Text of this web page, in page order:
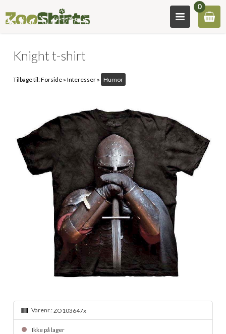
0
Knight t-shirt
Tilbage til:Forside »Interesser » Humor
Varenr.:ZO103647x
Ikke på lager